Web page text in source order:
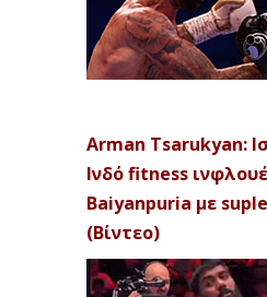
Arman Tsarukyan:
Ινδό fitness
Baiyanpuria με
(Βίντεο)